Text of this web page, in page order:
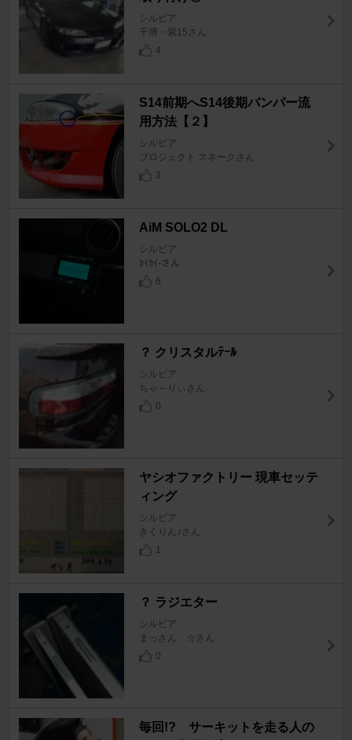
シルビア
千博‥紫15さん
4
S14前期へS14後期バンパー流
用方法【２】
シルビア
プロジェクト スネークさん
3
AiM SOLO2 DL
シルビア
ｶｲｶｲ-さん
6
？ クリスタルﾃｰﾙ
シルビア
ちゃ～りぃさん
0
ヤシオファクトリー 現車セッテ
ィング
シルビア
きくりん♪さん
1
？ ラジエター
シルビア
まっさん ☆さん
0
毎回!? サーキットを走る人の